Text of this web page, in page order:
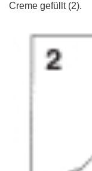
Creme gefüllt (2).